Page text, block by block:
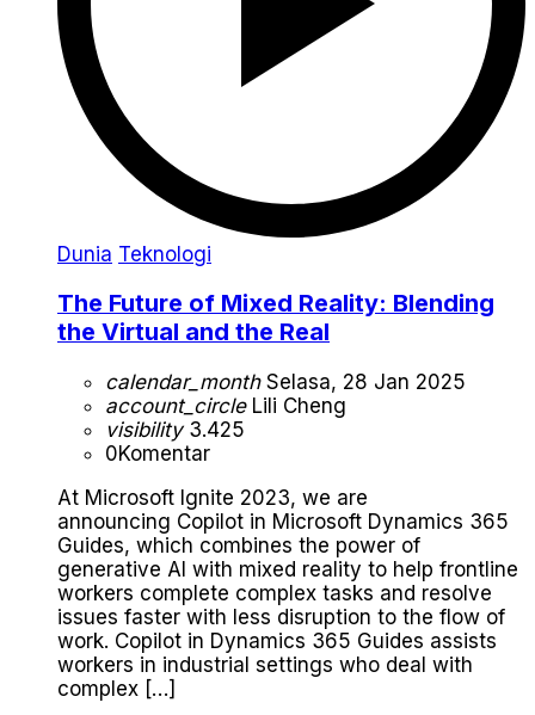
Dunia Teknologi
The Future of Mixed Reality: Blending
the Virtual and the Real
calendar_monthSelasa, 28 Jan 2025
account_circleLili Cheng
visibility3.425
0Komentar
At Microsoft Ignite 2023, we are
announcing Copilot in Microsoft Dynamics 365
Guides, which combines the power of
generative AI with mixed reality to help frontline
workers complete complex tasks and resolve
issues faster with less disruption to the flow of
work. Copilot in Dynamics 365 Guides assists
workers in industrial settings who deal with
complex […]